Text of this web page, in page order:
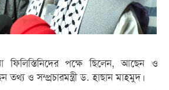
ফিলিস্তিনিদের পক্ষে ছিলেন, আছেন ও
তথ্য ও সম্প্রচারমন্ত্রী ড. হাছান মাহমুদ।